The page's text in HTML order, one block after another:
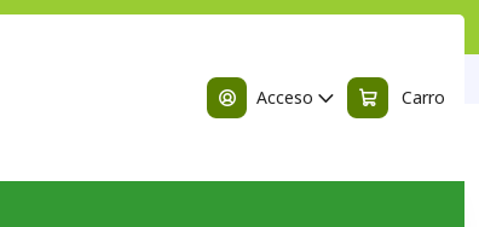
Acceso Carro
Biosens 3LT